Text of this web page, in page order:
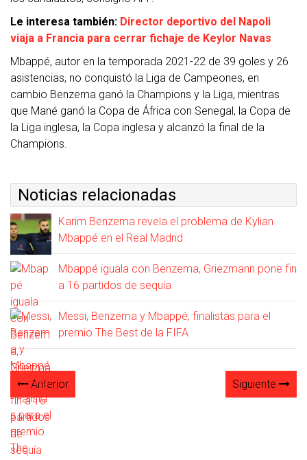
Le interesa también: Director deportivo del Napoli
viaja a Francia para cerrar fichaje de Keylor Navas
Mbappé, autor en la temporada 2021-22 de 39 goles y 26
asistencias, no conquistó la Liga de Campeones, en
cambio Benzema ganó la Champions y la Liga, mientras
que Mané ganó la Copa de África con Senegal, la Copa de
la Liga inglesa, la Copa inglesa y alcanzó la final de la
Champions.
Noticias relacionadas
Karim Benzema revela el problema de Kylian
Mbappé en el Real Madrid
Mbappé iguala con Benzema, Griezmann pone fin
a 16 partidos de sequía
Messi, Benzema y Mbappé, finalistas para el
premio The Best de la FIFA
Anterior Siguiente